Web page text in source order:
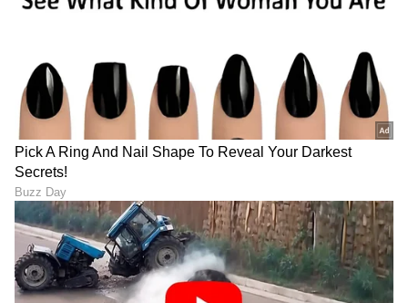
RECOMMENDED STORIES